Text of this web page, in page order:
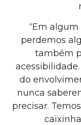
“Em
perdemos
também
do
nunca
precisar.